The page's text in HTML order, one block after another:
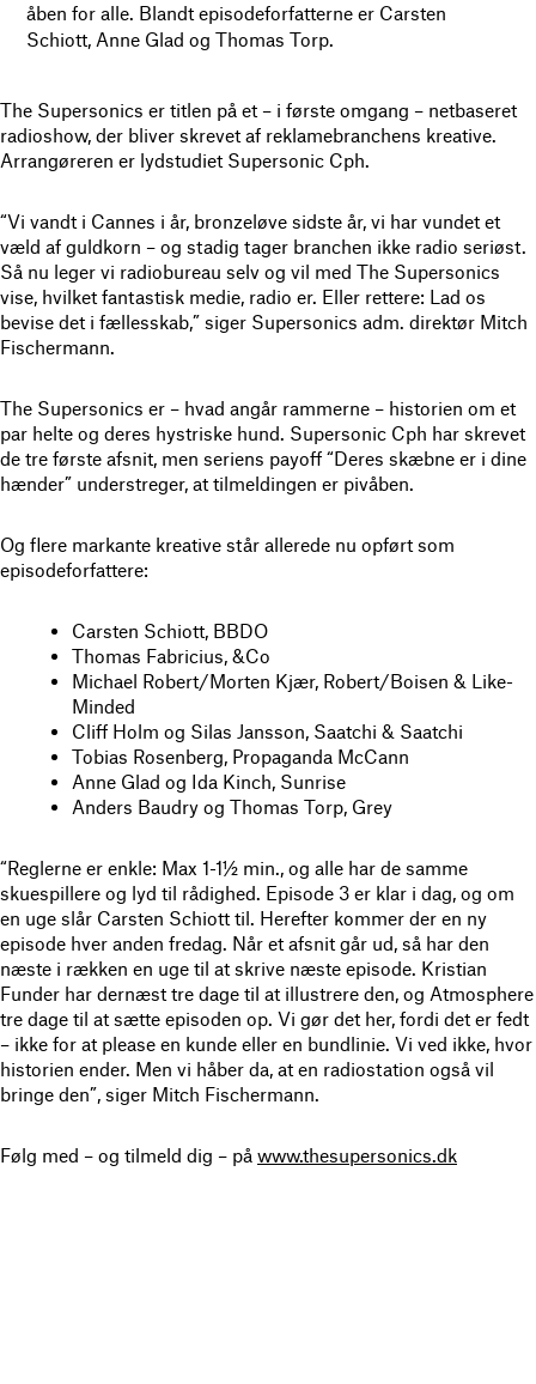
åben for alle. Blandt episodeforfatterne er Carsten
Schiott, Anne Glad og Thomas Torp.
The Supersonics er titlen på et – i første omgang – netbaseret
radioshow, der bliver skrevet af reklamebranchens kreative.
Arrangøreren er lydstudiet Supersonic Cph.
“Vi vandt i Cannes i år, bronzeløve sidste år, vi har vundet et
væld af guldkorn – og stadig tager branchen ikke radio seriøst.
Så nu leger vi radiobureau selv og vil med The Supersonics
vise, hvilket fantastisk medie, radio er. Eller rettere: Lad os
bevise det i fællesskab,” siger Supersonics adm. direktør Mitch
Fischermann.
The Supersonics er – hvad angår rammerne – historien om et
par helte og deres hystriske hund. Supersonic Cph har skrevet
de tre første afsnit, men seriens payoff “Deres skæbne er i dine
hænder” understreger, at tilmeldingen er pivåben.
Og flere markante kreative står allerede nu opført som
episodeforfattere:
Carsten Schiott, BBDO
Thomas Fabricius, &Co
Michael Robert/Morten Kjær, Robert/Boisen & Like-
Minded
Cliff Holm og Silas Jansson, Saatchi & Saatchi
Tobias Rosenberg, Propaganda McCann
Anne Glad og Ida Kinch, Sunrise
Anders Baudry og Thomas Torp, Grey
“Reglerne er enkle: Max 1-1½ min., og alle har de samme
skuespillere og lyd til rådighed. Episode 3 er klar i dag, og om
en uge slår Carsten Schiott til. Herefter kommer der en ny
episode hver anden fredag. Når et afsnit går ud, så har den
næste i rækken en uge til at skrive næste episode. Kristian
Funder har dernæst tre dage til at illustrere den, og Atmosphere
tre dage til at sætte episoden op. Vi gør det her, fordi det er fedt
– ikke for at please en kunde eller en bundlinie. Vi ved ikke, hvor
historien ender. Men vi håber da, at en radiostation også vil
bringe den”, siger Mitch Fischermann.
Følg med – og tilmeld dig – på www.thesupersonics.dk